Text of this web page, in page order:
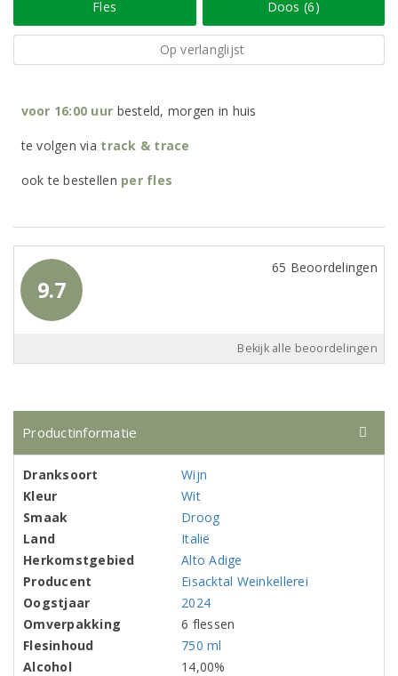
Fles Doos (6)
Op verlanglijst
voor 16:00 uur besteld, morgen in huis
te volgen via track & trace
ook te bestellen per fles
9.7
65 Beoordelingen
Bekijk alle beoordelingen
Productinformatie
Dranksoort
Wijn
Kleur
Wit
Smaak
Droog
Land
Italië
Herkomstgebied
Alto Adige
Producent
Eisacktal Weinkellerei
Oogstjaar
2024
Omverpakking
6 flessen
Flesinhoud
750 ml
Alcohol
14,00%